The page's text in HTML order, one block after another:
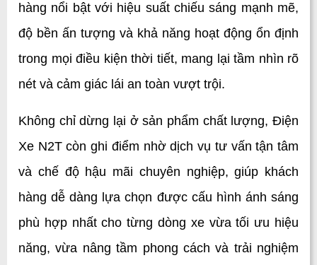
hàng nổi bật với hiệu suất chiếu sáng mạnh mẽ,
độ bền ấn tượng và khả năng hoạt động ổn định
trong mọi điều kiện thời tiết, mang lại tầm nhìn rõ
nét và cảm giác lái an toàn vượt trội.
Không chỉ dừng lại ở sản phẩm chất lượng, Điện
Xe N2T còn ghi điểm nhờ dịch vụ tư vấn tận tâm
và chế độ hậu mãi chuyên nghiệp, giúp khách
hàng dễ dàng lựa chọn được cấu hình ánh sáng
phù hợp nhất cho từng dòng xe vừa tối ưu hiệu
năng, vừa nâng tầm phong cách và trải nghiệm